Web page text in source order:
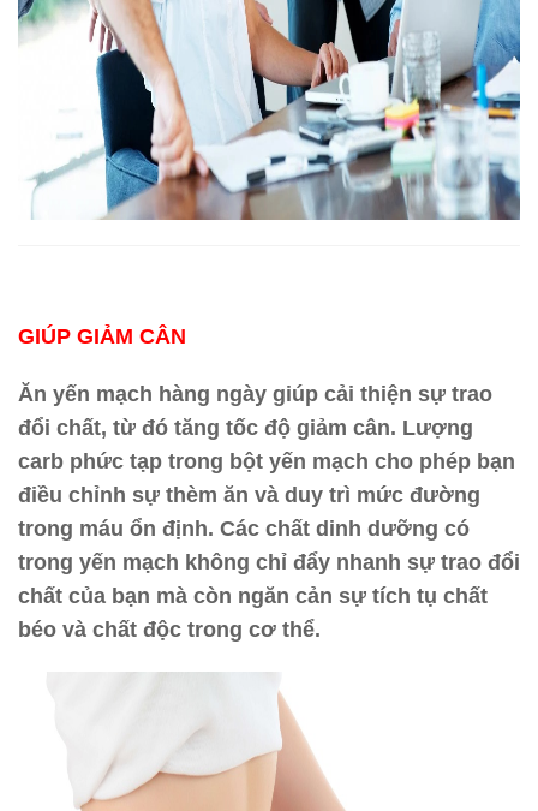
GIÚP GIẢM CÂN
Ăn yến mạch hàng ngày giúp cải thiện sự trao
đổi chất, từ đó tăng tốc độ giảm cân. Lượng
carb phức tạp trong bột yến mạch cho phép bạn
điều chỉnh sự thèm ăn và duy trì mức đường
trong máu ổn định. Các chất dinh dưỡng có
trong yến mạch không chỉ đẩy nhanh sự trao đổi
chất của bạn mà còn ngăn cản sự tích tụ chất
béo và chất độc trong cơ thể.